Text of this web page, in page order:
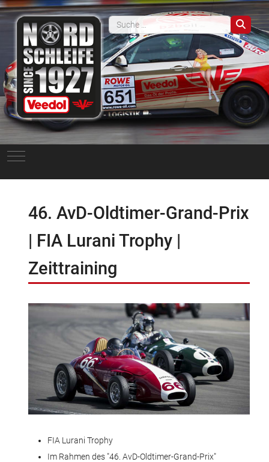
Mobile Menu Toggle
46. AvD-Oldtimer-Grand-Prix
| FIA Lurani Trophy |
Zeittraining
FIA Lurani Trophy
Im Rahmen des "46. AvD-Oldtimer-Grand-Prix"